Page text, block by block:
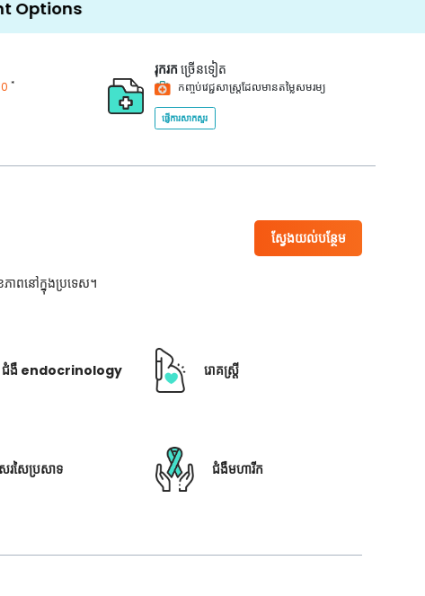
*
រុករក ច្រើនទៀត
កញ្ចប់វេជ្ជសាស្ត្រដែលមានតម្លៃសមរម្យ
ផ្ញើការសាកសួរ
ស្វែងយល់បន្ថែម
ាពនៅក្នុងប្រទេស។
ជំងឺ endocrinology រោគស្ត្រី
សរសៃប្រសាទ ជំងឺមហារីក